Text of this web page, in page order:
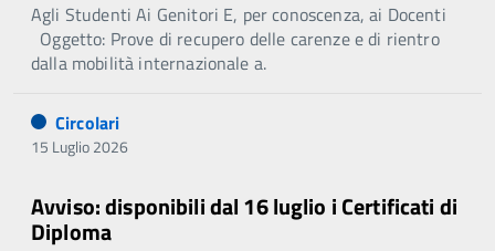
Agli Studenti Ai Genitori E, per conoscenza, ai Docenti
Oggetto: Prove di recupero delle carenze e di rientro
dalla mobilità internazionale a.
Circolari
15 Luglio 2026
Avviso: disponibili dal 16 luglio i Certificati di
Diploma